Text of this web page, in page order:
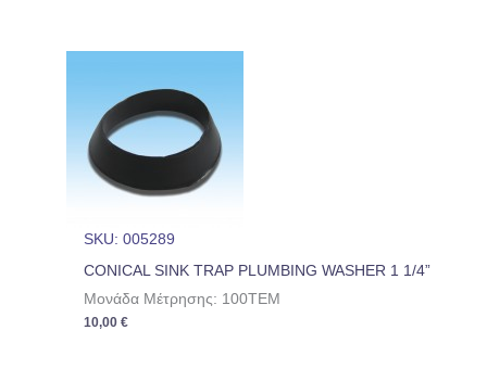
SKU: 005289
CONICAL SINK TRAP PLUMBING WASHER 1 1/4”
Μονάδα Μέτρησης: 100TEM
10,00€